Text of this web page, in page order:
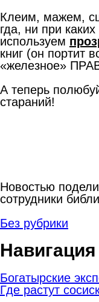
Клеим, мажем,
гда, ни при
используем
книг (он портит
«железное»
А теперь
стараний!
Новостью
сотрудники
Без рубрики
Богатырские
Где растут